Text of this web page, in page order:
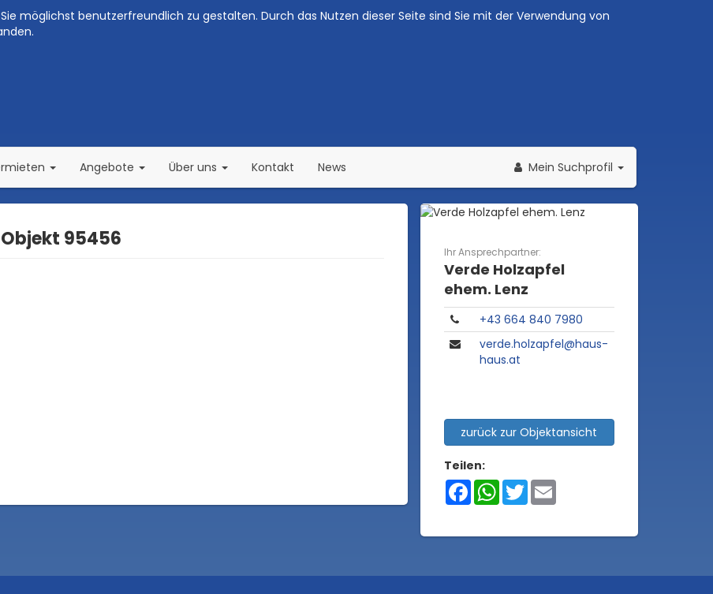
möglichst benutzerfreundlich zu gestalten. Durch das Nutzen dieser Seite sind Sie mit der Verwendung von
(current)Angebote Über uns (current)Kontakt News Mein Suchprofil
95456
Ihr Ansprechpartner:
Verde Holzapfel
ehem. Lenz
+43 664 840 7980
verde.holzapfel@haus-
haus.at
zurück zur Objektansicht
Teilen:
FacebookWhatsApp
TwitterEmail